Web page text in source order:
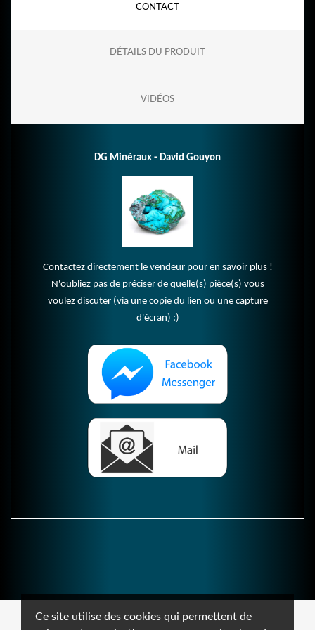
Ce site utilise des cookies qui permettent de
CONTACT
DÉTAILS DU PRODUIT
VIDÉOS
DG Minéraux - David Gouyon
Contactez directement le vendeur pour en savoir plus !
N'oubliez pas de préciser de quelle(s) pièce(s) vous
voulez discuter (via une copie du lien ou une capture
d'écran) :)